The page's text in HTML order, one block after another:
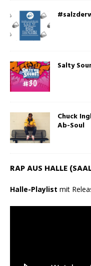
Salty
Chuck
Ab-Soul
RAP AUS HALLE
Halle-Playlist mit